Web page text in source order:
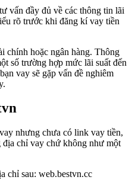
vấn đầy đủ về các thông tin lãi
rõ trước khi đăng kí vay tiền
chính hoặc ngân hàng. Thông
số trường hợp mức lãi suất đến
vay sẽ gặp vấn đề nghiêm
nhưng chưa có link vay tiền,
địa chỉ vay chứ không như một
chỉ sau: web.bestvn.cc